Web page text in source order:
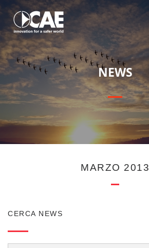
NEWS
MARZO 2013
CERCA NEWS